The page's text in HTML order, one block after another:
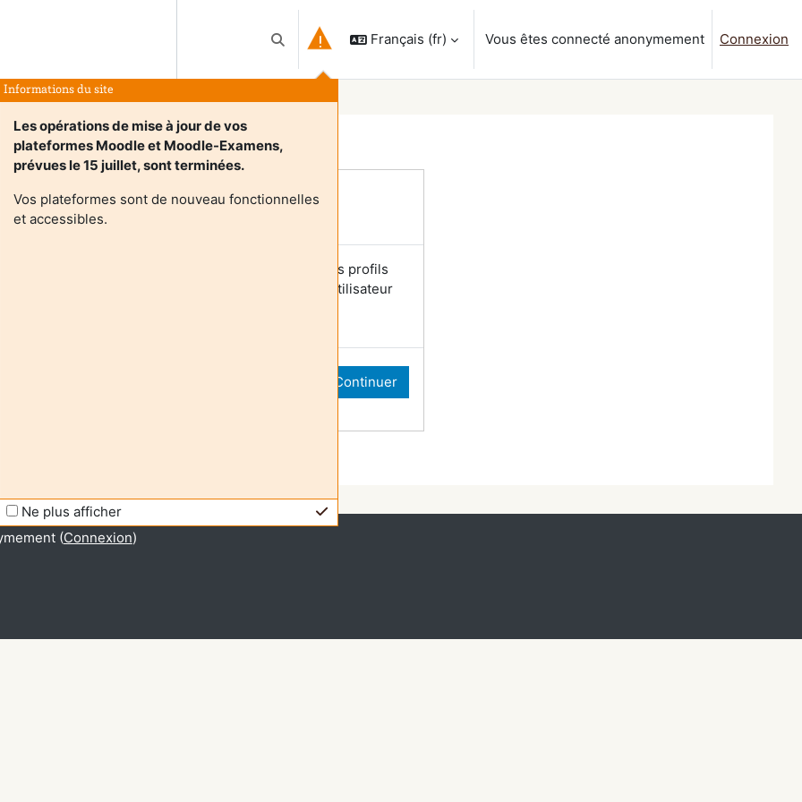
Activer/désactiver la saisie de recherche
Informations du site
Les opérations de mise à jour de vos
plateformes Moodle et Moodle-Examens,
prévues le 15 juillet, sont terminées.
Vos plateformes sont de nouveau fonctionnelles
et accessibles.
Ne plus afficher
Français ‎(fr)‎ Vous êtes connecté anonymement Connexion
required
utilisateurs anonymes ne peuvent pas consulter les profils
Veuillez vous connecter avec un compte utilisateur
continuer.
Continuer
(Connexion)